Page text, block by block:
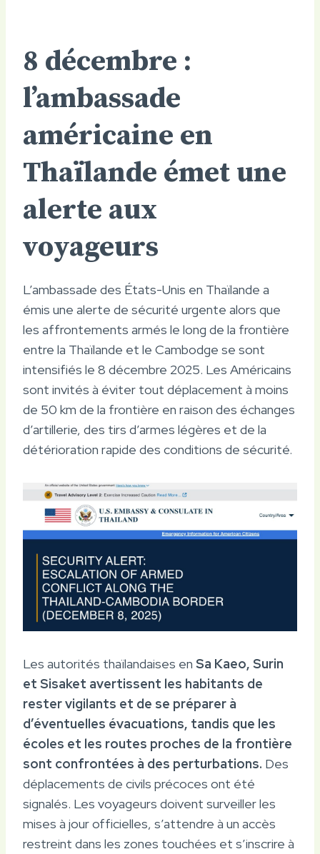
8 décembre :
l’ambassade
américaine en
Thaïlande émet une
alerte aux
voyageurs
L’ambassade des États-Unis en Thaïlande a
émis une alerte de sécurité urgente alors que
les affrontements armés le long de la frontière
entre la Thaïlande et le Cambodge se sont
intensifiés le 8 décembre 2025. Les Américains
sont invités à éviter tout déplacement à moins
de 50 km de la frontière en raison des échanges
d’artillerie, des tirs d’armes légères et de la
détérioration rapide des conditions de sécurité.
Les autorités thaïlandaises en Sa Kaeo, Surin
et Sisaket avertissent les habitants de
rester vigilants et de se préparer à
d’éventuelles évacuations, tandis que les
écoles et les routes proches de la frontière
sont confrontées à des perturbations. Des
déplacements de civils précoces ont été
signalés. Les voyageurs doivent surveiller les
mises à jour officielles, s’attendre à un accès
restreint dans les zones touchées et s’inscrire à